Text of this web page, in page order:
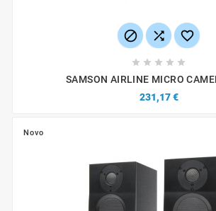
  
    
SAMSON AIRLINE MICRO
231,17 €
Novo